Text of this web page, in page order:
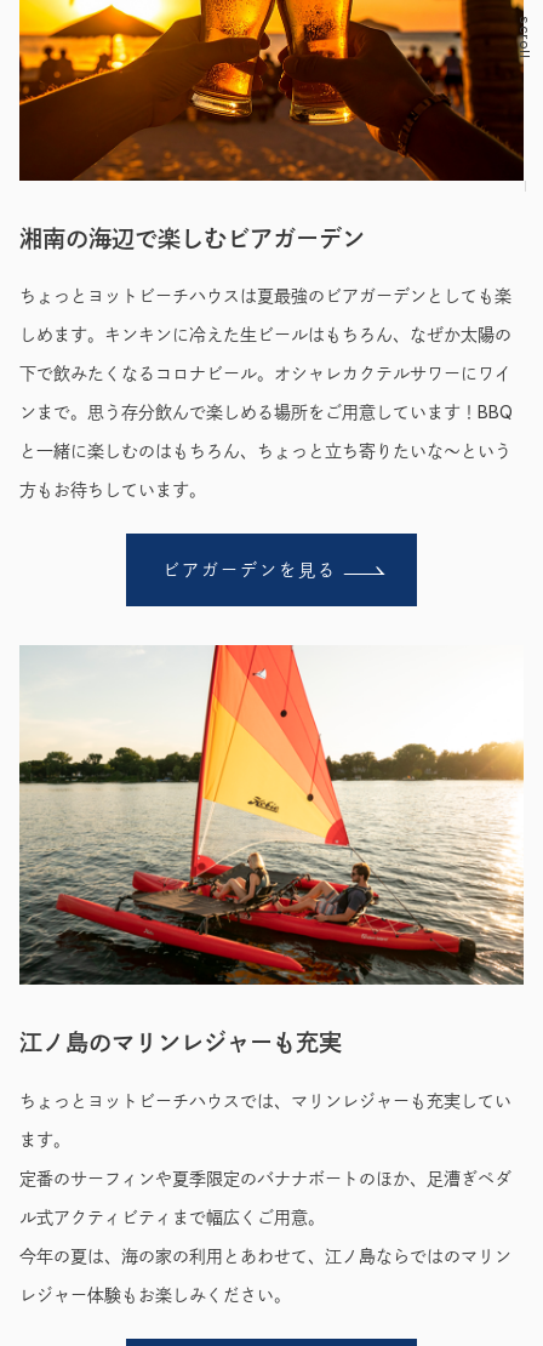
scroll
湘南の海辺で楽しむビアガーデン
ちょっとヨットビーチハウスは夏最強のビアガーデンとしても楽
しめます。キンキンに冷えた生ビールはもちろん、なぜか太陽の
下で飲みたくなるコロナビール。オシャレカクテルサワーにワイ
ンまで。思う存分飲んで楽しめる場所をご用意しています！BBQ
と一緒に楽しむのはもちろん、ちょっと立ち寄りたいな〜という
方もお待ちしています。
ビアガーデンを見る
江ノ島のマリンレジャーも充実
ちょっとヨットビーチハウスでは、マリンレジャーも充実してい
ます。
定番のサーフィンや夏季限定のバナナボートのほか、足漕ぎペダ
ル式アクティビティまで幅広くご用意。
今年の夏は、海の家の利用とあわせて、江ノ島ならではのマリン
レジャー体験もお楽しみください。